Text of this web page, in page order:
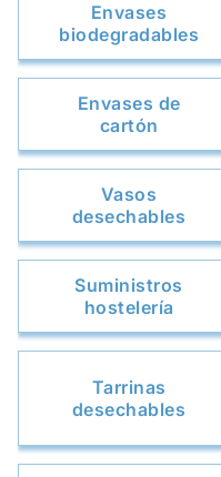
Envases
biodegradables
Envases de
cartón
Vasos
desechables
Suministros
hostelería
Tarrinas
desechables